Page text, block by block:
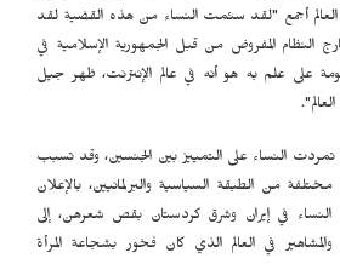
أجمع "لقد سئمت النساء من هذه القضية لقد
النظام المفروض من قبل الجمهورية الإسلامية في
على علم به هو أنه في عالم الإنترنت، ظهر جيل
تمردت النساء على التمييز بين الجنسين، وقد تسبب
من الطبقة السياسية والبرلمانيين، بالإعلان
في إيران وشرق كردستان بقص شعرهن، إلى
والمشاهير في العالم الذي كان فخور بشجاعة المرأة